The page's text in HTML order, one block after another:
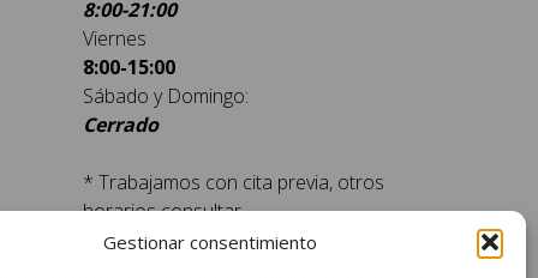
Gestionar consentimiento
8:00-21:00
Viernes
8:00-15:00
Sábado y Domingo:
Cerrado
* Trabajamos con cita previa, otros
horarios consultar
Reserva aquí tu cita previa